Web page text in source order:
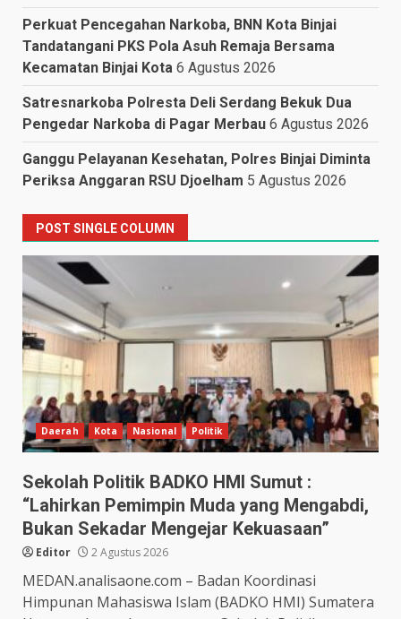
Perkuat Pencegahan Narkoba, BNN Kota Binjai
Tandatangani PKS Pola Asuh Remaja Bersama
Kecamatan Binjai Kota 6 Agustus 2026
Satresnarkoba Polresta Deli Serdang Bekuk Dua
Pengedar Narkoba di Pagar Merbau 6 Agustus 2026
Ganggu Pelayanan Kesehatan, Polres Binjai Diminta
Periksa Anggaran RSU Djoelham 5 Agustus 2026
POST SINGLE COLUMN
Daerah Kota Nasional Politik
Sekolah Politik BADKO HMI Sumut :
“Lahirkan Pemimpin Muda yang Mengabdi,
Bukan Sekadar Mengejar Kekuasaan”
Editor 2 Agustus 2026
MEDAN.analisaone.com – Badan Koordinasi
Himpunan Mahasiswa Islam (BADKO HMI) Sumatera